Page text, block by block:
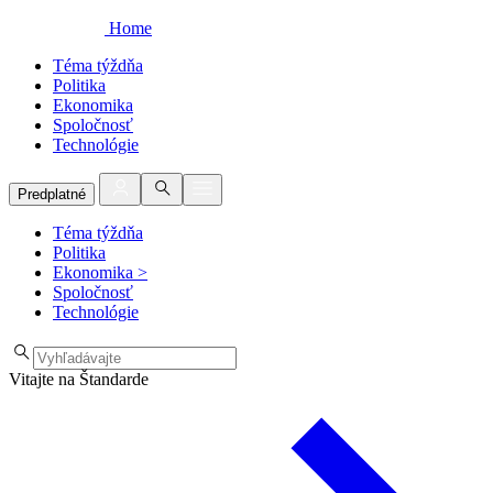
Home
Téma týždňa
Politika
Ekonomika
Spoločnosť
Technológie
Predplatné
Téma týždňa
Politika
Ekonomika >
Spoločnosť
Technológie
Vitajte na Štandarde